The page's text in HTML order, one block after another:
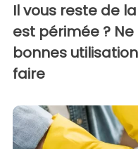
Il vous reste de
est périmée ?
bonnes
faire